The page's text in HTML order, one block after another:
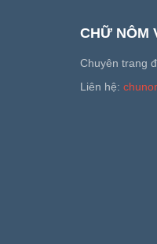
CHỮ NÔM
Chuyên trang
Liên hệ: